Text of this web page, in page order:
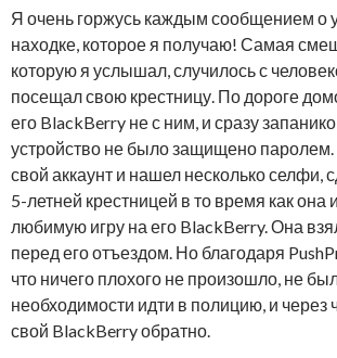
Я очень горжусь каждым сообщением о
находке, которое я получаю! Самая
которую я услышал, случилось с
посещал свою крестницу. По дороге
его BlackBerry не с ним, и сразу
устройство не было защищено
свой аккаунт и нашел несколько селфи,
5-летней крестницей в то время как она
любимую игру на его BlackBerry. Она
перед его отъездом. Но благодаря
что ничего плохого не произошло, не
необходимости идти в полицию, и через
свой BlackBerry обратно.